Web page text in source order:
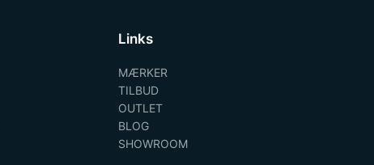
Links
MÆRKER
TILBUD
OUTLET
BLOG
SHOWROOM